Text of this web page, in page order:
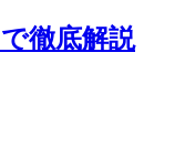
徹底解説